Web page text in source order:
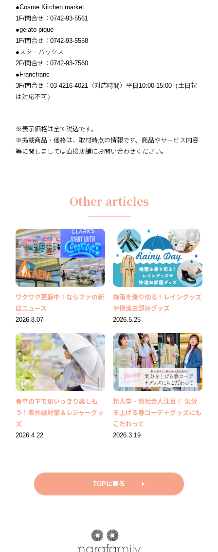
●Cosme Kitchen market
1F/問合せ：0742-93-5561
●gelato pique
1F/問合せ：0742-93-5558
●スターバックス
2F/問合せ：0742-93-7560
●Francfranc
3F/問合せ：03-4216-4021（対応時間）平日10:00-15:00（土日祝
は対応不可）
※表示価格は全て税込です。
※掲載商品・価格は、取材時点の情報です。商品やサービス内容
等に関しましては直接店舗にお問い合わせください。
Other articles
ワクワク更新中！ならファの新
店ニュース
2026.8.07
梅雨を乗り切る！レイングッズ
や快適お部屋グッズ
2026.5.25
青空の下で思いっきり楽しも
う！紫外線対策＆レジャーグッ
ズ
2026.4.22
新入学・新社会人注目！ 気分
を上げる春コーデ＋グッズにも
こだわって
2026.3.19
TOPに戻る